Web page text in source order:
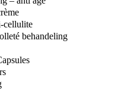
cellulite
behandeling